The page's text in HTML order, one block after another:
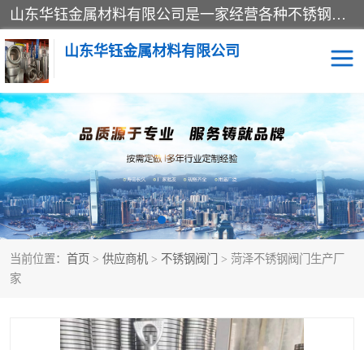
山东华钰金属材料有限公司是一家经营各种不锈钢管材、板材、圆钢、法兰、封头、型材等产品的公司；主营产品有：不锈钢管，激光切割，管件标准件，不锈钢圆钢，不锈钢人孔，不锈钢亮管，不锈钢角钢，不锈钢加工，不锈钢管子，不锈钢工业方管，不锈钢封头，不锈钢法兰，不锈钢阀门，不锈钢槽钢，不锈钢扁钢，不锈钢板等；可为客户制作各种规格的型材及不锈钢配件、非标准件及各种容器具等，能满足客户的不同采购要求。
山东华钰金属材料有限公司
当前位置： 首页 > 供应商机 > 不锈钢阀门
> 菏泽不锈钢阀门生产厂
家
不锈钢管 激光切割
管件标准件 不锈钢圆钢
不锈钢人孔 不锈钢亮管
不锈钢角钢 不锈钢加工
不锈钢封头 不锈钢法兰